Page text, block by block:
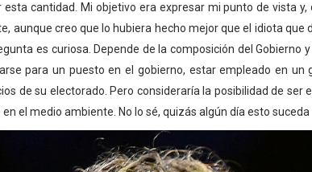
esta cantidad. Mi objetivo era expresar mi punto de vista y,
aunque creo que lo hubiera hecho mejor que el idiota que
es curiosa. Depende de la composición del Gobierno
para un puesto en el gobierno, estar empleado en un
de su electorado. Pero consideraría la posibilidad de ser
el medio ambiente. No lo sé, quizás algún día esto suceda